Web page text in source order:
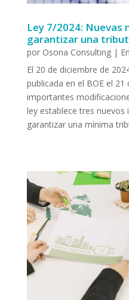
Ley 7/2024: Nuevas
garantizar una
por Osona Consulting|
El 20 de diciembre de
publicada en el BOE el
importantes
ley establece tres
garantizar una mínima